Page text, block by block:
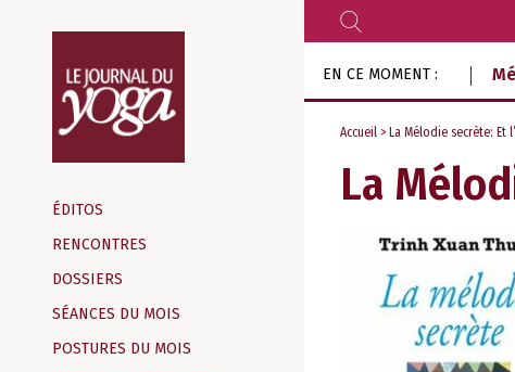
d‘information
indépendant
ÉDITOS
RENCONTRES
DOSSIERS
SÉANCES DU MOIS
POSTURES DU MOIS
RECHERCHER
EN CE MOMENT :
Accueil > La Mélodie secrète: Et
La